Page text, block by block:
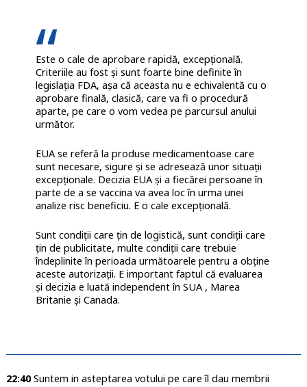
Este o cale de aprobare rapidă, excepțională.
Criteriile au fost și sunt foarte bine definite în
legislația FDA, așa că aceasta nu e echivalentă cu o
aprobare finală, clasică, care va fi o procedură
aparte, pe care o vom vedea pe parcursul anului
următor.
EUA se referă la produse medicamentoase care
sunt necesare, sigure și se adresează unor situații
excepționale. Decizia EUA și a fiecărei persoane în
parte de a se vaccina va avea loc în urma unei
analize risc beneficiu. E o cale excepțională.
Sunt condiții care țin de logistică, sunt condiții care
țin de publicitate, multe condiții care trebuie
îndeplinite în perioada următoarele pentru a obține
aceste autorizații. E important faptul că evaluarea
și decizia e luată independent în SUA , Marea
Britanie și Canada.
22:40Suntem in asteptarea votului pe care îl dau membrii